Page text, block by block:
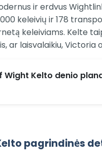
ir erdvus
keleivių ir 178
keleiviams. Kelte
ar laisvalaikiu, Victoria
Wight Kelto denio
pagrindinės